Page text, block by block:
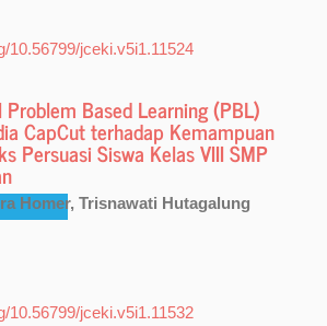
10.56799/jceki.v5i1.11524
Based Learning (PBL)
CapCut terhadap Kemampuan
Persuasi Siswa Kelas VIII SMP
Homer, Trisnawati Hutagalung
10.56799/jceki.v5i1.11532